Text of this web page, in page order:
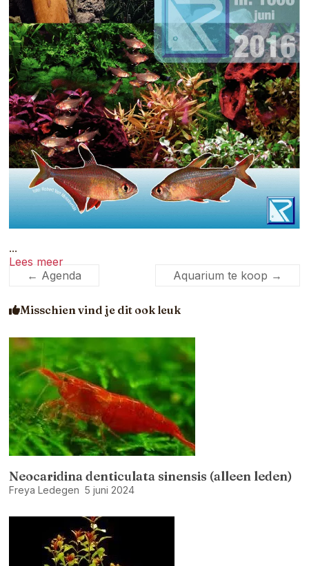
...
Lees meer
← Agenda Aquarium te koop →
Misschien vind je dit ook leuk
Neocaridina denticulata sinensis (alleen leden)
Freya Ledegen 5 juni 2024